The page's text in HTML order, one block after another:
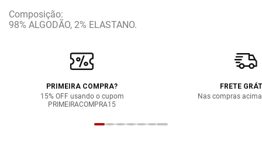
Composição:
98% ALGODÃO, 2% ELASTANO.
PRIMEIRA COMPRA?
15% OFF usando o cupom
PRIMEIRACOMPRA15
FRETE
Nas compras